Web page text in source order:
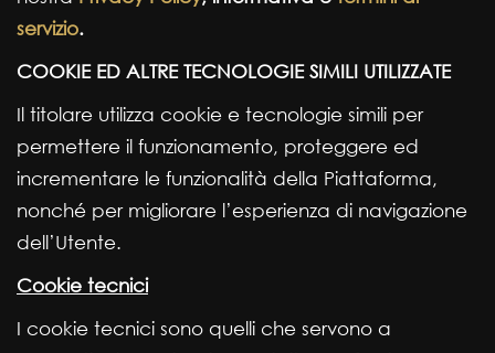
servizio.
COOKIE ED ALTRE TECNOLOGIE SIMILI UTILIZZATE
Il titolare utilizza cookie e tecnologie simili per
permettere il funzionamento, proteggere ed
incrementare le funzionalità della Piattaforma,
nonché per migliorare l’esperienza di navigazione
dell’Utente.
Cookie tecnici
I cookie tecnici sono quelli che servono a